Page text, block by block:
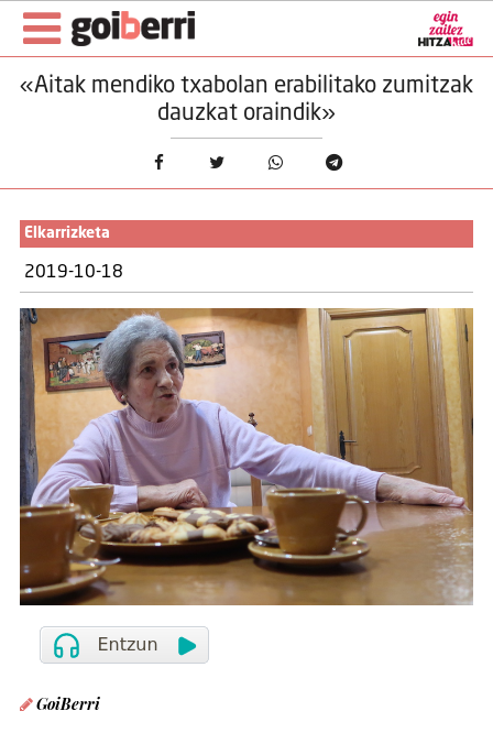
«Aitak mendiko txabolan erabilitako zumitzak
dauzkat oraindik»
Elkarrizketa
2019-10-18
GoiBerri